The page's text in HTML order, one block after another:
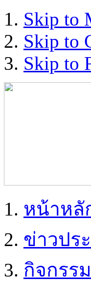
Skip to
Skip to
Skip to
หน้าหลั
ข่าวปร
กิจกรร